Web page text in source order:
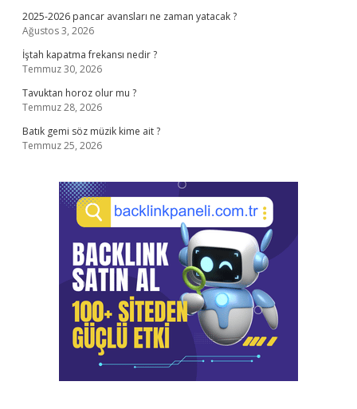
2025-2026 pancar avansları ne zaman yatacak ?
Ağustos 3, 2026
İştah kapatma frekansı nedir ?
Temmuz 30, 2026
Tavuktan horoz olur mu ?
Temmuz 28, 2026
Batık gemi söz müzik kime ait ?
Temmuz 25, 2026